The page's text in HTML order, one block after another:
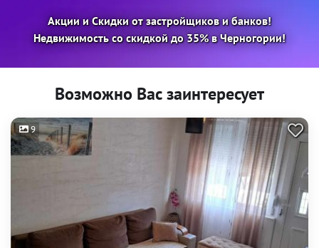
Акции и Скидки от застройщиков и банков!
Недвижимость со скидкой до 35% в Черногории!
Возможно Вас заинтересует
9